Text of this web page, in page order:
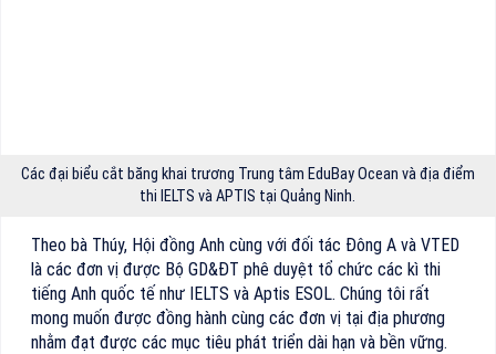
Các đại biểu cắt băng khai trương Trung tâm EduBay Ocean và địa điểm
thi IELTS và APTIS tại Quảng Ninh.
Theo bà Thúy, Hội đồng Anh cùng với đối tác Đông A và VTED
là các đơn vị được Bộ GD&ĐT phê duyệt tổ chức các kì thi
tiếng Anh quốc tế như IELTS và Aptis ESOL. Chúng tôi rất
mong muốn được đồng hành cùng các đơn vị tại địa phương
nhằm đạt được các mục tiêu phát triển dài hạn và bền vững.